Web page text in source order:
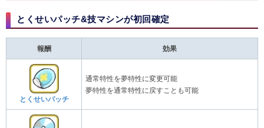
とくせいパッチ&技マシンが初回確定
報酬 効果
とくせいパッチ
通常特性を夢特性に変更可能
夢特性を通常特性に戻すことも可能